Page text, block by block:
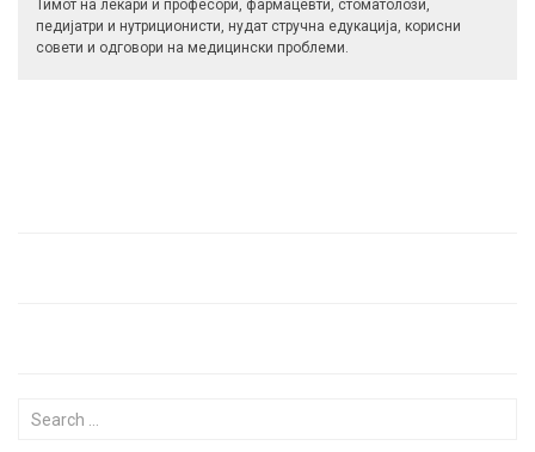
Тимот на лекари и професори, фармацевти, стоматолози,
педијатри и нутриционисти, нудат стручна едукација, корисни
совети и одговори на медицински проблеми.
Search for: